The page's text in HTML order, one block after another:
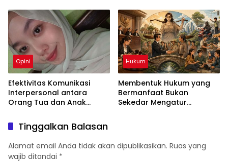
yang Berlebihan
Opini
Efektivitas Komunikasi
Interpersonal antara
Orang Tua dan Anak
Keharmonisan Keluarga
Hukum
Membentuk Hukum yang
Bermanfaat Bukan
Sekedar Mengatur
Tinggalkan Balasan
Alamat email Anda tidak akan dipublikasikan. Ruas yang
wajib ditandai *